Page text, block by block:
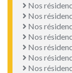
Nos
Nos
Nos
Nos
Nos
Nos
Nos